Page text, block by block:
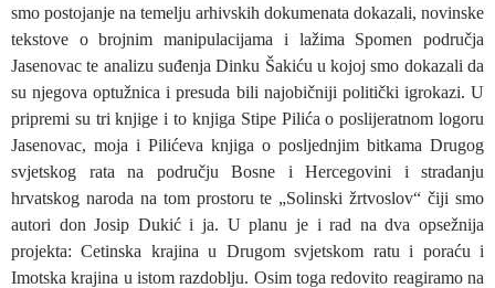
smo postojanje na temelju arhivskih dokumenata dokazali, novinske
tekstove o brojnim manipulacijama i lažima Spomen područja
Jasenovac te analizu suđenja Dinku Šakiću u kojoj smo dokazali da
su njegova optužnica i presuda bili najobičniji politički igrokazi. U
pripremi su tri knjige i to knjiga Stipe Pilića o poslijeratnom logoru
Jasenovac, moja i Pilićeva knjiga o posljednjim bitkama Drugog
svjetskog rata na području Bosne i Hercegovini i stradanju
hrvatskog naroda na tom prostoru te „Solinski žrtvoslov“ čiji smo
autori don Josip Dukić i ja. U planu je i rad na dva opsežnija
projekta: Cetinska krajina u Drugom svjetskom ratu i poraću i
Imotska krajina u istom razdoblju. Osim toga redovito reagiramo na